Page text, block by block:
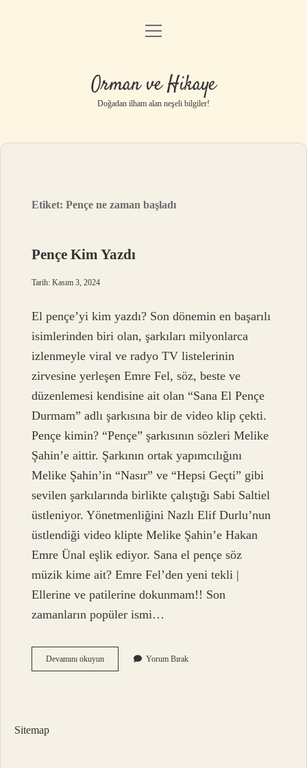
Anasayfa
Yasal Uyarı
menüyü
Orman ve Hikaye
Doğadan ilham alan neşeli bilgiler!
Etiket:Pençe ne zaman başladı
Pençe Kim Yazdı
Tarih: Kasım 3, 2024
El pençe’yi kim yazdı? Son dönemin en başarılı
isimlerinden biri olan, şarkıları milyonlarca
izlenmeyle viral ve radyo TV listelerinin
zirvesine yerleşen Emre Fel, söz, beste ve
düzenlemesi kendisine ait olan “Sana El Pençe
Durmam” adlı şarkısına bir de video klip çekti.
Pençe kimin? “Pençe” şarkısının sözleri Melike
Şahin’e aittir. Şarkının ortak yapımcılığını
Melike Şahin’in “Nasır” ve “Hepsi Geçti” gibi
sevilen şarkılarında birlikte çalıştığı Sabi Saltiel
üstleniyor. Yönetmenliğini Nazlı Elif Durlu’nun
üstlendiği video klipte Melike Şahin’e Hakan
Emre Ünal eşlik ediyor. Sana el pençe söz
müzik kime ait? Emre Fel’den yeni tekli |
Ellerine ve patilerine dokunmam!! Son
zamanların popüler ismi…
Devamını okuyunPençe
Kim
Yorum Bırak
Sitemap